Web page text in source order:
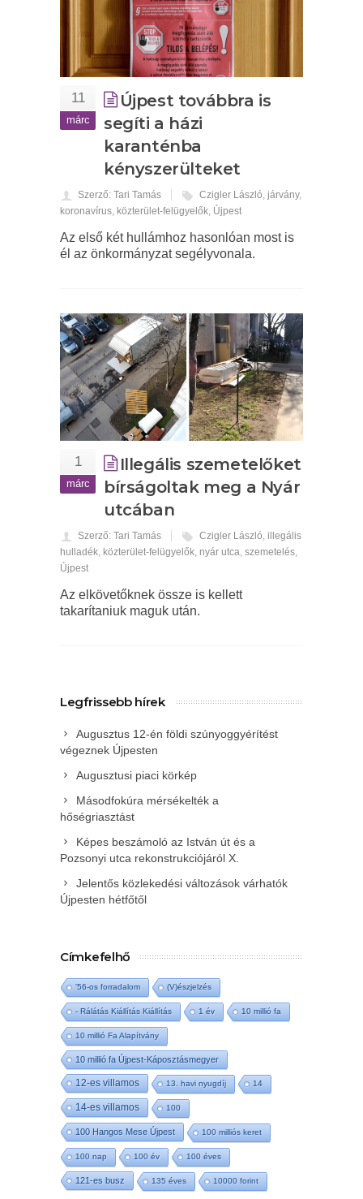
11
márc
Újpest továbbra is
segíti a házi
karanténba
kényszerülteket
Szerző: Tari Tamás Czigler László, járvány,
koronavírus, közterület-felügyelők, Újpest
Az első két hullámhoz hasonlóan most is
él az önkormányzat segélyvonala.
1
márc
Illegális szemetelőket
bírságoltak meg a Nyár
utcában
Szerző: Tari Tamás Czigler László illegális
hulladék közterület-felügyelők nyár utca szemetelés
Újpest
Az elkövetőknek össze is kellett
takarítaniuk maguk után.
Legfrissebb hírek
Augusztus 12-én földi szúnyoggyérítést
végeznek Újpesten
Augusztusi piaci körkép
Másodfokúra mérsékelték a
hőségriasztást
Képes beszámoló az István út és a
Pozsonyi utca rekonstrukciójáról X.
Jelentős közlekedési változások várhatók
Újpesten hétfőtől
Címkefelhő
'56-os forradalom (V)észjelzés
- Rálátás Kiállítás Kiállítás 1 év 10 millió fa
10 millió Fa Alapítvány
10 millió fa Újpest-Káposztásmegyer
12-es villamos 13. havi nyugdíj 14
14-es villamos 100
100 Hangos Mese Újpest 100 milliós keret
100 nap 100 év 100 éves
121-es busz 135 éves 10000 forint